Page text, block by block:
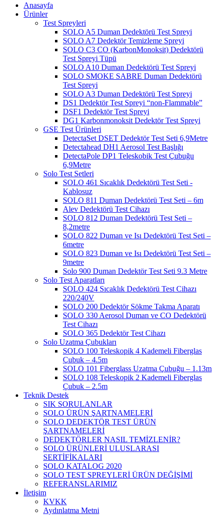
Anasayfa
Ürünler
Test Spreyleri
SOLO A5 Duman Dedektörü Test Spreyi
SOLO A7 Dedektör Temizleme Spreyi
SOLO C3 CO (KarbonMonoksit) Dedektörü
Test Spreyi Tüpü
SOLO A10 Duman Dedektörü Test Spreyi
SOLO SMOKE SABRE Duman Dedektörü
Test Spreyi
SOLO A3 Duman Dedektörü Test Spreyi
DS1 Dedektör Test Spreyi “non-Flammable”
DSF1 Dedektör Test Spreyi
DG1 Karbonmonoksit Dedektör Test Spreyi
GSE Test Ürünleri
DetectaSet DSET Dedektör Test Seti 6,9Metre
Detectahead DH1 Aerosol Test Başlığı
DetectaPole DP1 Teleskobik Test Çubuğu
6,9Metre
Solo Test Setleri
SOLO 461 Sıcaklık Dedektörü Test Seti -
Kablosuz
SOLO 811 Duman Dedektörü Test Seti – 6m
Alev Dedektörü Test Cihazı
SOLO 812 Duman Dedektörü Test Seti –
8,2metre
SOLO 822 Duman ve Isı Dedektörü Test Seti –
6metre
SOLO 823 Duman ve Isı Dedektörü Test Seti –
9metre
Solo 900 Duman Dedektör Test Seti 9.3 Metre
Solo Test Aparatları
SOLO 424 Sıcaklık Dedektörü Test Cihazı
220/240V
SOLO 200 Dedektör Sökme Takma Aparatı
SOLO 330 Aerosol Duman ve CO Dedektörü
Test Cihazı
SOLO 365 Dedektör Test Cihazı
Solo Uzatma Çubukları
SOLO 100 Teleskopik 4 Kademeli Fiberglas
Çubuk – 4.5m
SOLO 101 Fiberglass Uzatma Çubuğu – 1.13m
SOLO 108 Teleskopik 2 Kademeli Fiberglas
Çubuk – 2.5m
Teknik Destek
SIK SORULANLAR
SOLO ÜRÜN ŞARTNAMELERİ
SOLO DEDEKTÖR TEST ÜRÜN
ŞARTNAMELERİ
DEDEKTÖRLER NASIL TEMİZLENİR?
SOLO ÜRÜNLERİ ULUSLARASI
SERTİFİKALARI
SOLO KATALOG 2020
SOLO TEST SPREYLERİ ÜRÜN DEĞİŞİMİ
REFERANSLARIMIZ
İletişim
KVKK
Aydınlatma Metni